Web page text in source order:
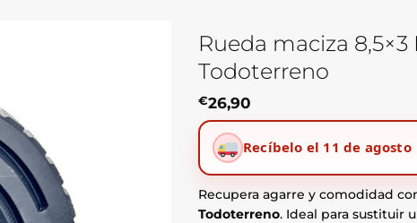
Rueda maciza
Todoterreno
€26,90
Recíbelo el 11 de agosto
Recupera agarre y comodidad
Todoterreno. Ideal para sustituir